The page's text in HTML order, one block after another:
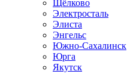
Щёлково
Электросталь
Элиста
Энгельс
Южно-Сахалинск
Юрга
Якутск